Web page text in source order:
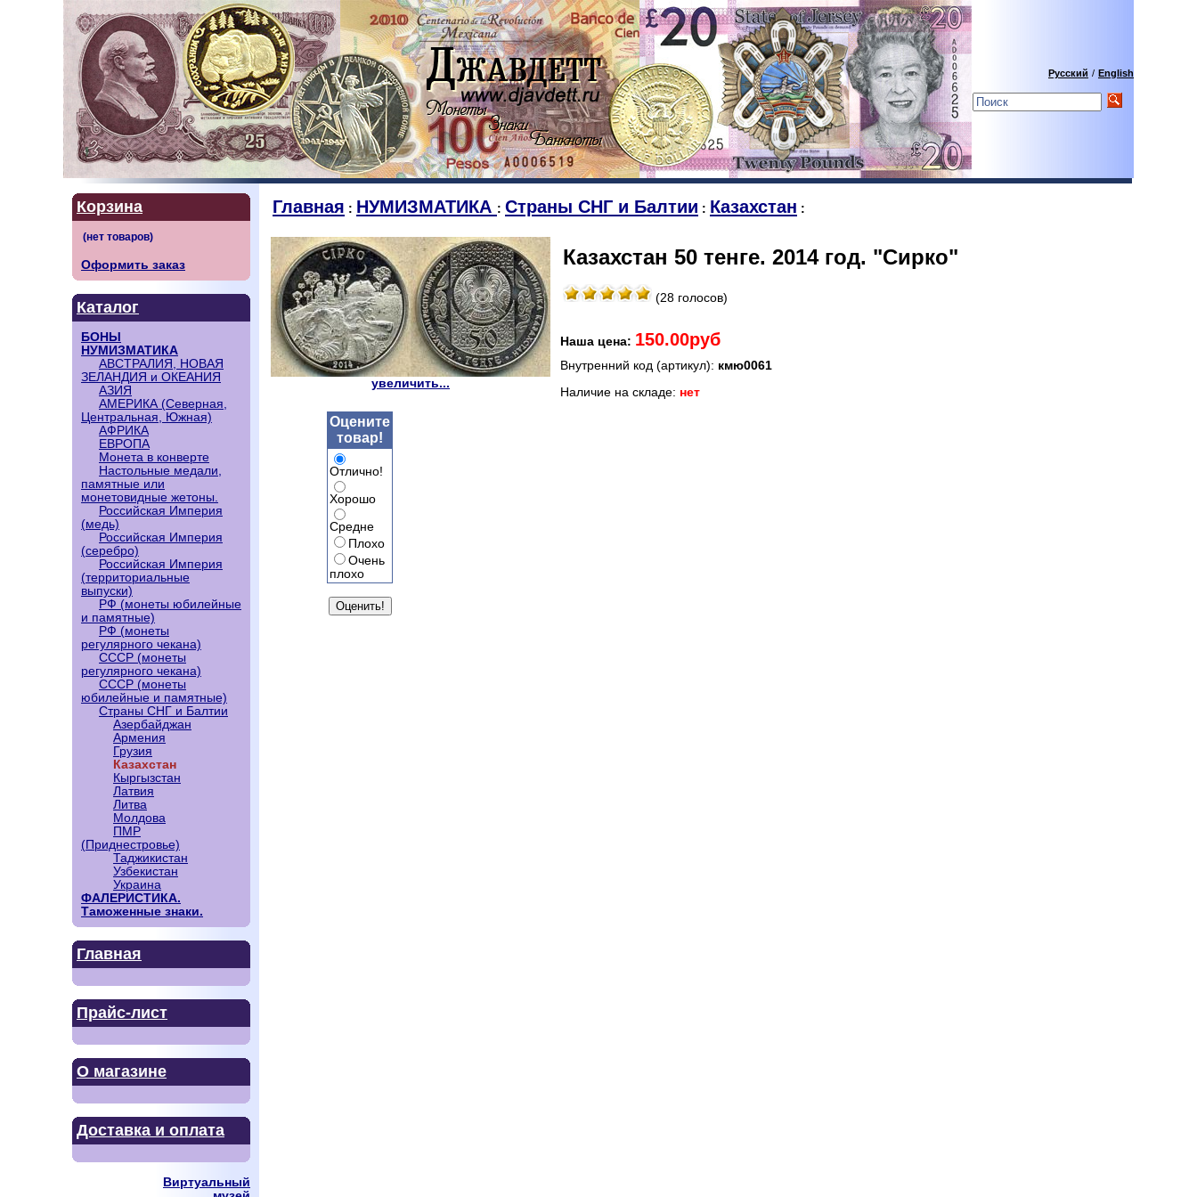
Русский / English
Корзина
Оформить заказ
Каталог
БОНЫ
НУМИЗМАТИКА
АВСТРАЛИЯ, НОВАЯ
ЗЕЛАНДИЯ и ОКЕАНИЯ
АЗИЯ
АМЕРИКА (Северная,
Центральная, Южная)
АФРИКА
ЕВРОПА
Монета в конверте
Настольные медали,
памятные или
монетовидные жетоны.
Российская Империя
(медь)
Российская Империя
(серебро)
Российская Империя
(территориальные
выпуски)
РФ (монеты юбилейные
и памятные)
РФ (монеты
регулярного чекана)
СССР (монеты
регулярного чекана)
СССР (монеты
юбилейные и памятные)
Страны СНГ и Балтии
Азербайджан
Армения
Грузия
Казахстан
Кыргызстан
Латвия
Литва
Молдова
ПМР
(Приднестровье)
Таджикистан
Узбекистан
Украина
ФАЛЕРИСТИКА.
Таможенные знаки.
Главная
Прайс-лист
О магазине
Доставка и оплата
Виртуальный
Главная : НУМИЗМАТИКА : Страны СНГ и Балтии : Казахстан :
увеличить...
Казахстан 50 тенге. 2014 год. "Сирко"
(28 голосов)
Наша цена: 150.00руб
Внутренний код (артикул): кмю0061
Наличие на складе: нет
Оцените
товар!
Отлично!
Хорошо
Средне
Плохо
Очень
плохо